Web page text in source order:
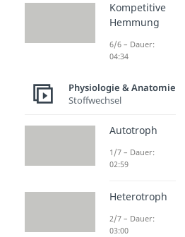
DasBlut
von der Lunge
im Körper.
genau
unserem Video
Kompetitive
Hemmung
6/6 – Dauer:
04:34
Physiologie & Anatomie
Stoffwechsel
Autotroph
1/7 – Dauer:
02:59
Heterotroph
2/7 – Dauer:
03:00